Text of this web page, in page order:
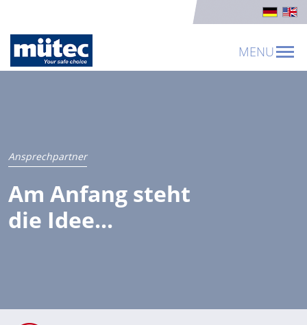
MENU
Ansprechpartner
Am Anfang steht
die Idee...